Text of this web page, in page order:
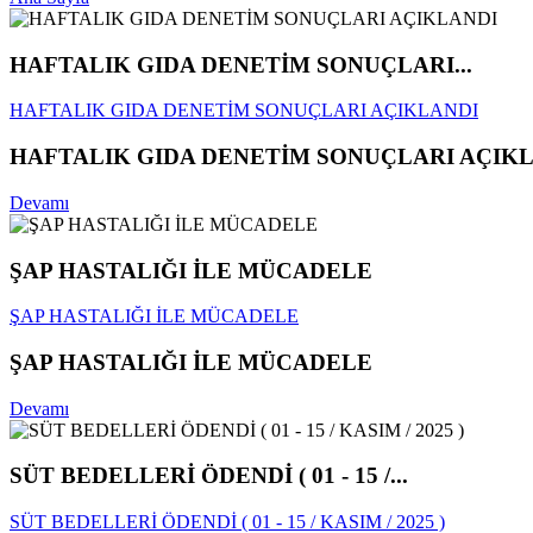
HAFTALIK GIDA DENETİM SONUÇLARI...
HAFTALIK GIDA DENETİM SONUÇLARI AÇIKLANDI
HAFTALIK GIDA DENETİM SONUÇLARI
Devamı
ŞAP HASTALIĞI İLE MÜCADELE
ŞAP HASTALIĞI İLE MÜCADELE
ŞAP HASTALIĞI İLE MÜCADELE
Devamı
SÜT BEDELLERİ ÖDENDİ ( 01 - 15 /...
SÜT BEDELLERİ ÖDENDİ ( 01 - 15 / KASIM / 2025 )